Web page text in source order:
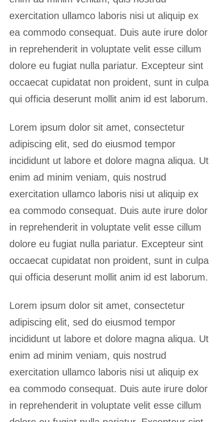
exercitation ullamco laboris nisi ut aliquip ex
ea commodo consequat. Duis aute irure dolor
in reprehenderit in voluptate velit esse cillum
dolore eu fugiat nulla pariatur. Excepteur sint
occaecat cupidatat non proident, sunt in culpa
qui officia deserunt mollit anim id est laborum.
Lorem ipsum dolor sit amet, consectetur
adipiscing elit, sed do eiusmod tempor
incididunt ut labore et dolore magna aliqua. Ut
enim ad minim veniam, quis nostrud
exercitation ullamco laboris nisi ut aliquip ex
ea commodo consequat. Duis aute irure dolor
in reprehenderit in voluptate velit esse cillum
dolore eu fugiat nulla pariatur. Excepteur sint
occaecat cupidatat non proident, sunt in culpa
qui officia deserunt mollit anim id est laborum.
Lorem ipsum dolor sit amet, consectetur
adipiscing elit, sed do eiusmod tempor
incididunt ut labore et dolore magna aliqua. Ut
enim ad minim veniam, quis nostrud
exercitation ullamco laboris nisi ut aliquip ex
ea commodo consequat. Duis aute irure dolor
in reprehenderit in voluptate velit esse cillum